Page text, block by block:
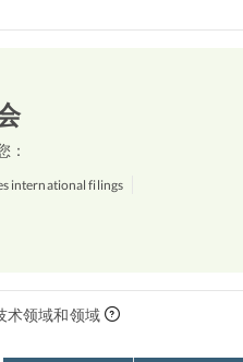
：
international filings
术领域和领域